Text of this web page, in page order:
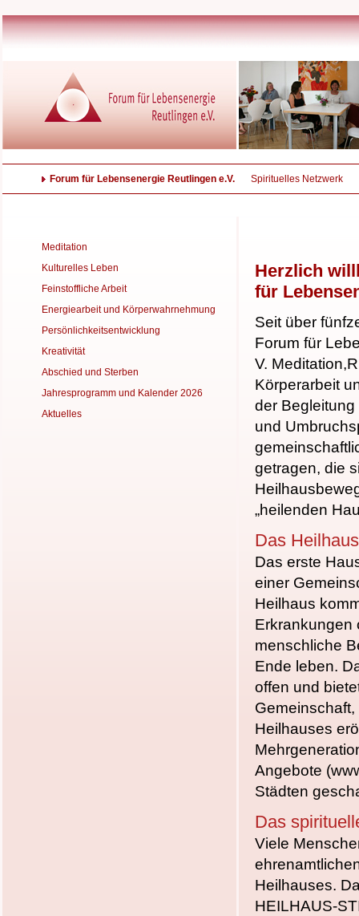
Forum für Lebensenergie Reutlingen e.V. Spirituelles Netzwerk
Meditation
Kulturelles Leben
Feinstoffliche Arbeit
Energiearbeit und Körperwahrnehmung
Persönlichkeitsentwicklung
Kreativität
Abschied und Sterben
Jahresprogramm und Kalender 2026
Aktuelles
Herzlich
für
Seit über
Forum für
V. Meditation,
Körperarbeit
der
und
getragen, die
„heilenden
Das
Das erste
einer
Heilhaus
Erkrankungen
menschliche
Ende leben.
offen und
Ge
Heilhauses
Angebote
Städten
Das
Viele
Heilhauses.
HEILHAUS-